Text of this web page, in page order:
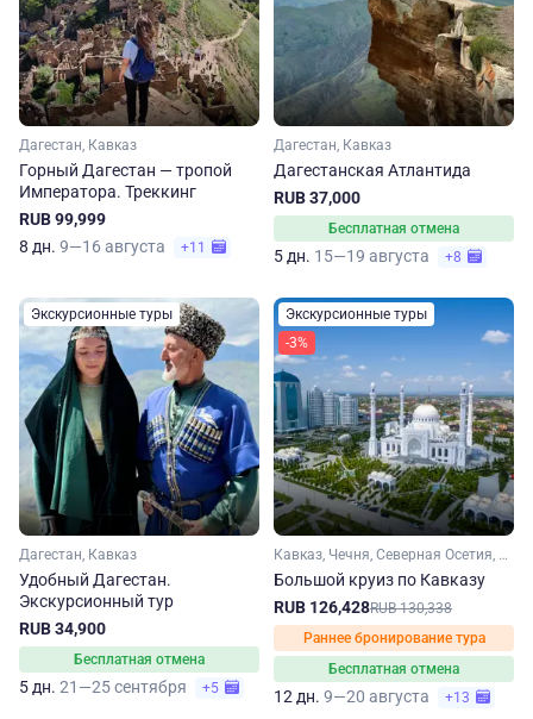
Дагестан, Кавказ
Горный Дагестан — тропой
Императора. Треккинг
RUB 99,999
8 дн. 9—16 августа +11
Дагестан, Кавказ
Дагестанская Атлантида
RUB 37,000
Бесплатная отмена
5 дн. 15—19 августа +8
Экскурсионные туры
Дагестан, Кавказ
Удобный Дагестан.
Экскурсионный тур
RUB 34,900
Бесплатная отмена
5 дн. 21—25 сентября +5
Экскурсионные туры
-3%
Кавказ, Чечня, Северная Осетия, Кабардино-Балкария, Ингушетия, Дагестан
Большой круиз по Кавказу
RUB 126,428RUB 130,338
Раннее бронирование тура
Бесплатная отмена
12 дн. 9—20 августа +13